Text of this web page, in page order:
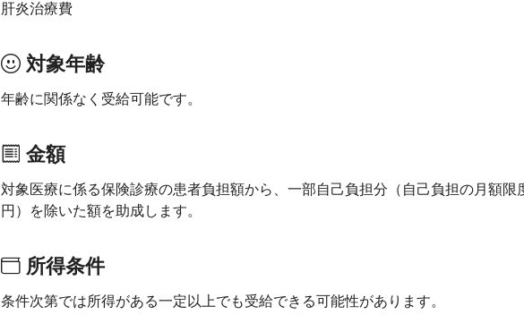
肝炎治療費
対象年齢
年齢に関係なく受給可能です。
金額
対象医療に係る保険診療の患者負担額から、一部自己負担分（自己負担の月額限
円）を除いた額を助成します。
所得条件
条件次第では所得がある一定以上でも受給できる可能性があります。